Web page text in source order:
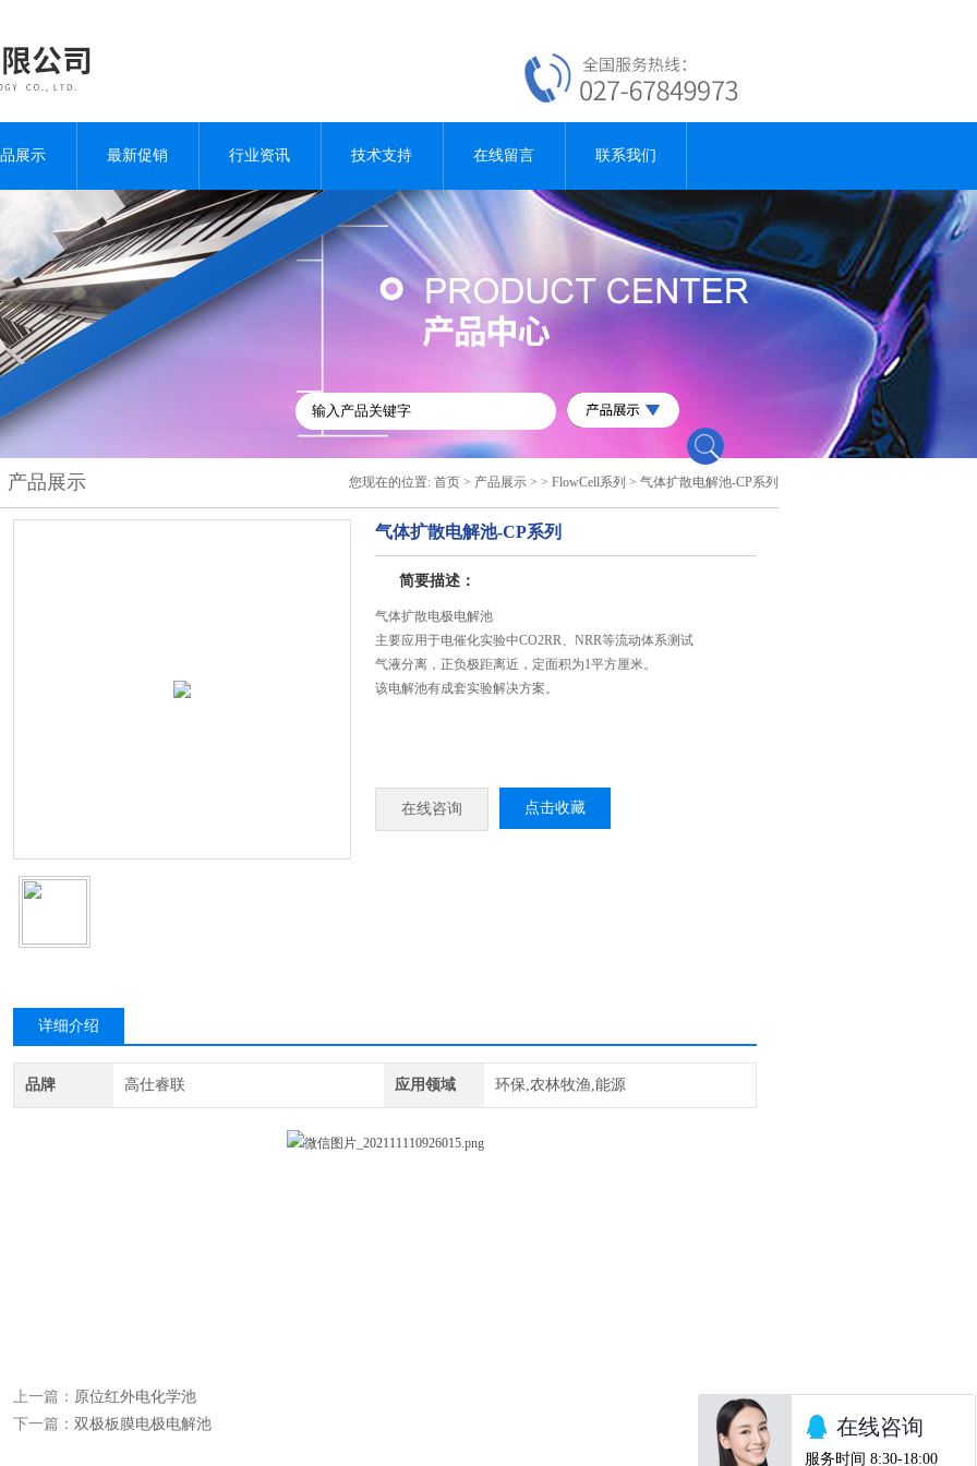
展示 最新促销 行业资讯 技术支持 在线留言 联系我们
产品展示 您现在的位置: 首页 > 产品展示 > > FlowCell系列 > 气体扩散电解池-CP系列
气体扩散电解池-CP系列
简要描述：
气体扩散电极电解池
主要应用于电催化实验中CO2RR、NRR等流动体系测试
气液分离，正负极距离近，定面积为1平方厘米。
该电解池有成套实验解决方案。
在线咨询 点击收藏
详细介绍
品牌 高仕睿联 应用领域 环保,农林牧渔,能源
上一篇： 原位红外电化学池
下一篇： 双极板膜电极电解池
返回